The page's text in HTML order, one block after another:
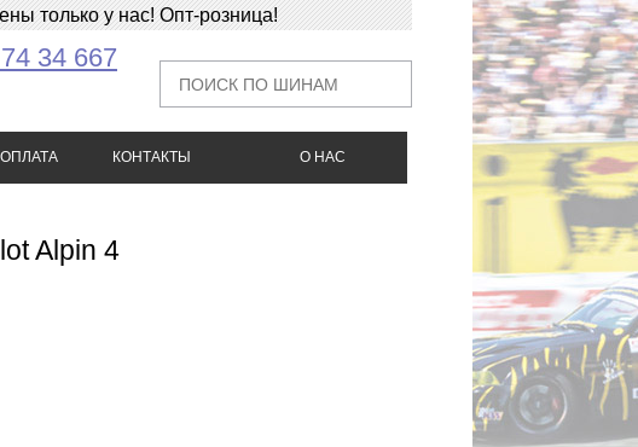
только у нас! Опт-розница!
34 667
КОНТАКТЫ О НАС
Alpin 4